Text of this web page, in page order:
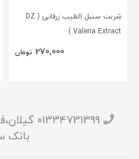
شربت سنبل الطیب زرقانی ( DZ
Valeria Extract )
270,000 تومان
بانک